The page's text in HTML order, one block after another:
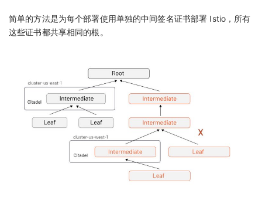
简单的方法是为每个部署使用单独的中间签名证书部署 Istio，所有
这些证书都共享相同的根。